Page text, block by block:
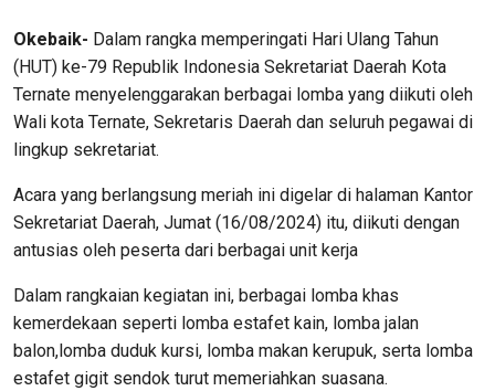
Okebaik- Dalam rangka memperingati Hari Ulang Tahun
(HUT) ke-79 Republik Indonesia Sekretariat Daerah Kota
Ternate menyelenggarakan berbagai lomba yang diikuti oleh
Wali kota Ternate, Sekretaris Daerah dan seluruh pegawai di
lingkup sekretariat.
Acara yang berlangsung meriah ini digelar di halaman Kantor
Sekretariat Daerah, Jumat (16/08/2024) itu, diikuti dengan
antusias oleh peserta dari berbagai unit kerja
Dalam rangkaian kegiatan ini, berbagai lomba khas
kemerdekaan seperti lomba estafet kain, lomba jalan
balon,lomba duduk kursi, lomba makan kerupuk, serta lomba
estafet gigit sendok turut memeriahkan suasana.